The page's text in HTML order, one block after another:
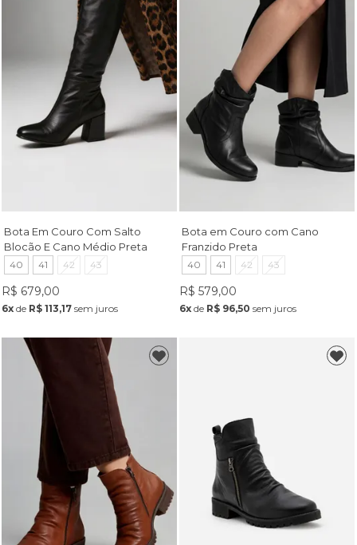
Bota Em Couro Com Salto
Blocão E Cano Médio Preta
40 41 42 43
R$ 679,00
6xde R$ 113,17sem juros
Bota em Couro com Cano
Franzido Preta
40 41 42 43
R$ 579,00
6x de R$ 96,50 sem juros